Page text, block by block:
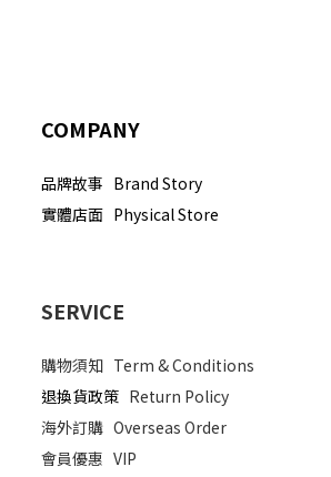
COMPANY
品牌故事 Brand Story
實體店面 Physical Store
SERVICE
購物須知 Term & Conditions
退換貨政策 Return Policy
海外訂購 Overseas Order
會員優惠 VIP